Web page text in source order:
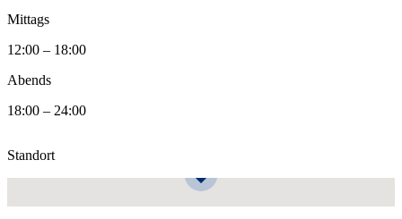
Mittags
12:00 – 18:00
Abends
18:00 – 24:00
Standort